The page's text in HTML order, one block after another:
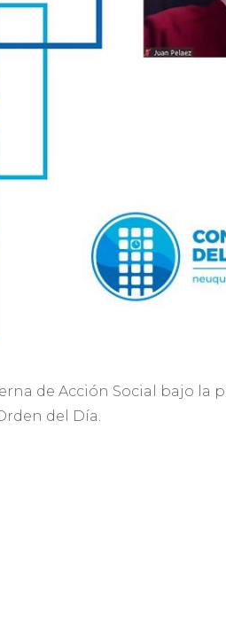
de Acción Social bajo la
del Día.